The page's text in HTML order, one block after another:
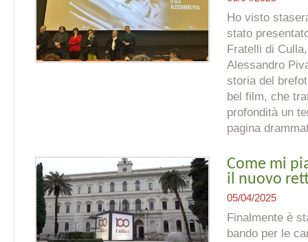
Ho visto
stato
Fratelli di
Alessandro
storia del
bel film, che
profondità un
pagina
Come mi
il nuovo
05/04/2025
Finalmente è
bando per le